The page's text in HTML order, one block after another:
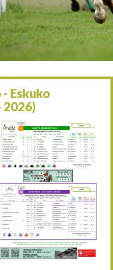
Irailaren 6a / 6 de
Irailaren 13a / 13 de
Irailaren 30a / 30 de
Uztailaren 5a / 5 de julio
Uztailaren 12a / 12 de
Uztailaren 19a / 19 de
Uztailaren 25a / 25 de
Abuztuaren 2a / 2 de
Abuztuaren 9a / 9 de
Abuztaren 12a / 12 de
Abuztuaren 15a / 15 de
Eskuko
2026)